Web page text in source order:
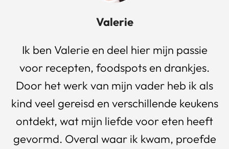
Valerie
Ik ben Valerie en deel hier mijn passie
voor recepten, foodspots en drankjes.
Door het werk van mijn vader heb ik als
kind veel gereisd en verschillende keukens
ontdekt, wat mijn liefde voor eten heeft
gevormd. Overal waar ik kwam, proefde